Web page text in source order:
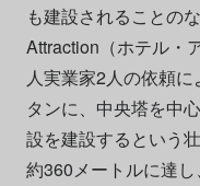
も建設されることの
Attraction（ホテル・
人実業家2人の依頼
タンに、中央塔を中
設を建設するという
約360メートルに達し、